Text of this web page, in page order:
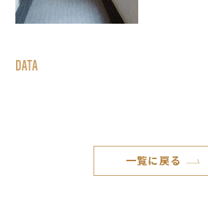
DATA
一覧に戻る